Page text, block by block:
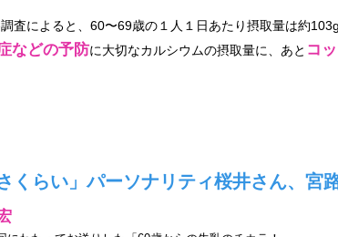
査によると、60〜69歳の１人１日あたり摂取量は約
などの予防に大切なカルシウムの摂取量に、あと コ
くらい」パーソナリティ桜井さん、宮